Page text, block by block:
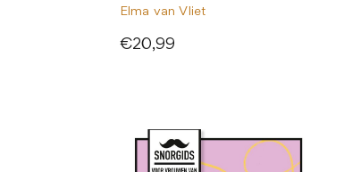
Elma van Vliet
€20,99